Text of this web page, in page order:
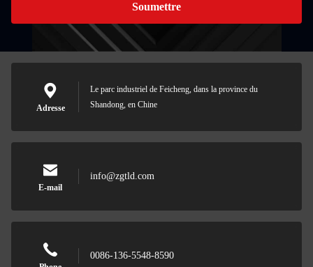
Soumettre
Adresse
Le parc industriel de Feicheng, dans la province du
Shandong, en Chine
E-mail
info@zgtld.com
0086-136-5548-8590